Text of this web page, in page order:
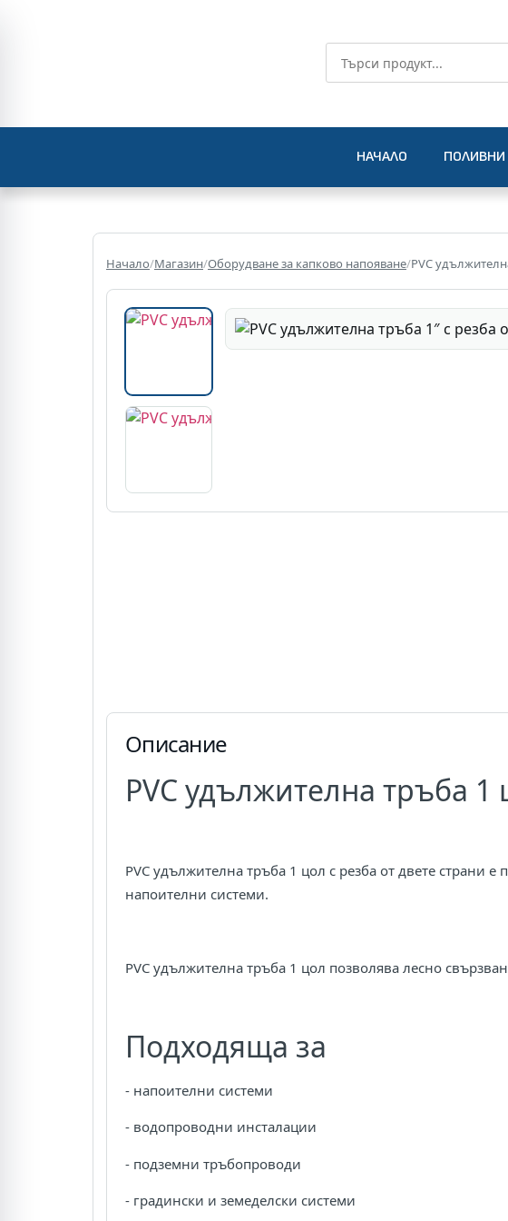
НАЧАЛО
Начало/Магазин/Оборудване за капково напояване/PVC
Описание
PVC удължителна тръба 1
PVC удължителна тръба 1 цол с резба от двете
напоителни системи.
PVC удължителна тръба 1 цол позволява лесно
Подходяща за
- напоителни системи
- водопроводни инсталации
- подземни тръбопроводи
- градински и земеделски системи